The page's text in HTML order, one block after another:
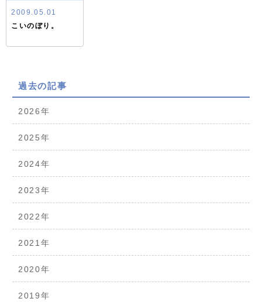
2009.05.01
こいのぼり。
過去の記事
2026年
2025年
2024年
2023年
2022年
2021年
2020年
2019年